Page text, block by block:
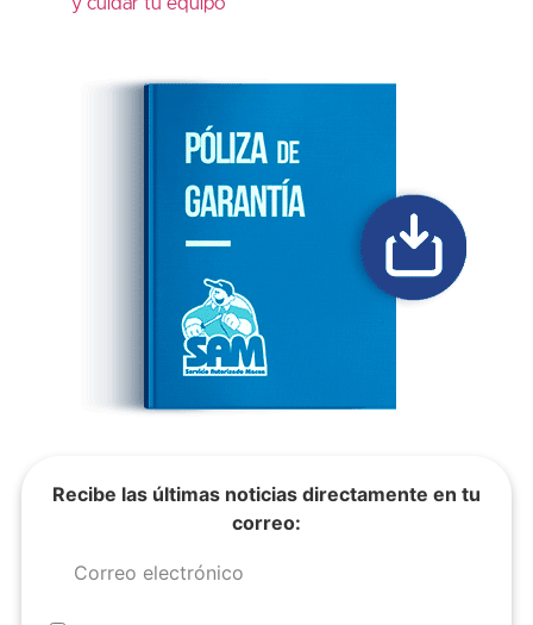
Recibe las últimas noticias directamente en tu
correo: